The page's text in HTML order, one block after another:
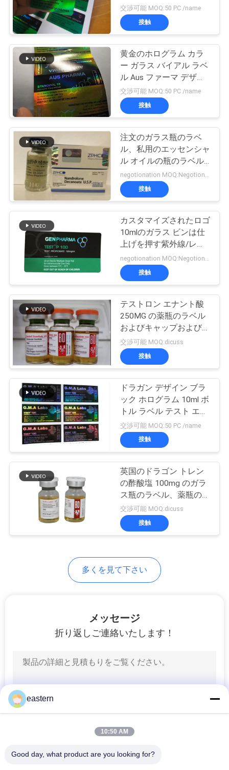
旅
行
質
管
理
達
に
な
さ
い
ニ
ュ
場
図
度のPharma Deisgnを分
類します
交渉可能 MOQ:50 PC /name
接触
黄金のホログラム カラ
ー ガラス バイアル ラベ
ル Aus ファーマ デザイ
ンの薬局ボトル ラベル
交渉可能 MOQ:50 PC /name
接触
注文のガラス瓶のラベ
ル、私用のエッセンシャ
ル オイルの瓶のラベル
の光沢のある終わり
negotionation MOQ:Negotionation
接触
カスタマイズされたロゴ
10mlのガラス ビンは仕
上げを押す紫外線/レー
ザーと分類します
接触
テストロン エナント酸
250MG の薬瓶のラベル
およびキャップおよびス
トッパーが付いている箱
交渉可能 MOQ:dicuss
接触
ドラガン デザイン ブラ
ック ホログラム 10ml ボ
トル ラベル テスト エナ
ント酸塩
交渉可能 MOQ:50 PC /name
接触
英国のドラゴン トレン
の酢酸塩 100mg のガラ
ス瓶のラベル、薬瓶のラ
ベル
交渉可能 MOQ:dicuss
接触
多くを見て下さい
メッセージ
折り返しご連絡いたします！
eastern
10:50 AM
Good day, what product are you looking for?